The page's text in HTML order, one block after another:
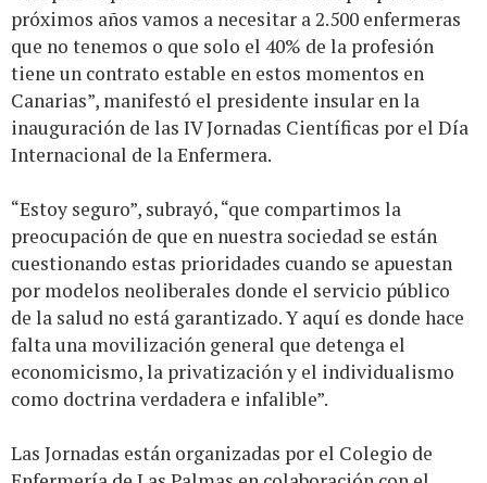
próximos años vamos a necesitar a 2.500 enfermeras
que no tenemos o que solo el 40% de la profesión
tiene un contrato estable en estos momentos en
Canarias”, manifestó el presidente insular en la
inauguración de las IV Jornadas Científicas por el Día
Internacional de la Enfermera.
“Estoy seguro”, subrayó, “que compartimos la
preocupación de que en nuestra sociedad se están
cuestionando estas prioridades cuando se apuestan
por modelos neoliberales donde el servicio público
de la salud no está garantizado. Y aquí es donde hace
falta una movilización general que detenga el
economicismo, la privatización y el individualismo
como doctrina verdadera e infalible”.
Las Jornadas están organizadas por el Colegio de